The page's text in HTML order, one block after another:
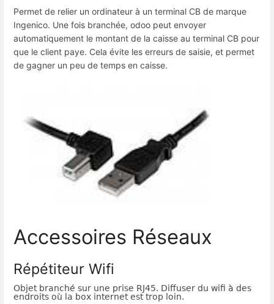
Permet de relier un ordinateur à un terminal CB de marque
Ingenico. Une fois branchée, odoo peut envoyer
automatiquement le montant de la caisse au terminal CB pour
que le client paye. Cela évite les erreurs de saisie, et permet
de gagner un peu de temps en caisse.
Accessoires Réseaux
Répétiteur Wifi
Objet branché sur une prise RJ45. Diffuser du wifi à des
endroits où la box internet est trop loin.